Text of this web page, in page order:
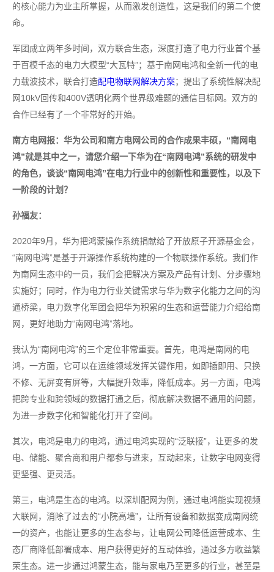
的核心能力为业主所掌握，从而激发创造性，这是我们的第二个使
命。
军团成立两年多时间，双方联合生态，深度打造了电力行业首个基
于百模千态的电力大模型“大瓦特”；基于南网电鸿和全新一代的电
力载波技术，联合打造配电物联网解决方案；提出了系统性解决配
网10kV回传和400V透明化两个世界级难题的通信目标网。双方的
合作已经有了一个非常好的开始。
南方电网报：华为公司和南方电网公司的合作成果丰硕，“南网电
鸿”就是其中之一，请您介绍一下华为在“南网电鸿”系统的研发中
的角色，谈谈“南网电鸿”在电力行业中的创新性和重要性，以及下
一阶段的计划？
孙福友：
2020年9月，华为把鸿蒙操作系统捐献给了开放原子开源基金会，
“南网电鸿”是基于开源操作系统构建的一个物联操作系统。我们作
为南网生态中的一员，我们会把解决方案及产品有计划、分步骤地
实施好；同时，作为电力行业关键需求与华为数字化能力之间的沟
通桥梁，电力数字化军团会把华为积累的生态和运营能力介绍给南
网，更好地助力“南网电鸿”落地。
我认为“南网电鸿”的三个定位非常重要。首先，电鸿是南网的电
鸿，一方面，它可以在运维领域发挥关键作用，如即插即用、只换
不修、无屏变有屏等，大幅提升效率，降低成本。另一方面，电鸿
把跨专业和跨领域的数据打通之后，彻底解决数据不通用的问题，
为进一步数字化和智能化打开了空间。
其次，电鸿是电力的电鸿，通过电鸿实现的“泛联接”，让更多的发
电、储能、聚合商和用户都参与进来，互动起来，让数字电网变得
更坚强、更灵活。
第三，电鸿是生态的电鸿。以深圳配网为例，通过电鸿能实现视频
大联网，消除了过去的“小院高墙”，让所有设备和数据变成南网统
一的资产，也能让更多的生态参与，让电网公司降低运营成本、生
态厂商降低部署成本、用户获得更好的互动体验，通过多方收益繁
荣生态。进一步通过鸿蒙生态，能与家电乃至更多的行业，甚至是